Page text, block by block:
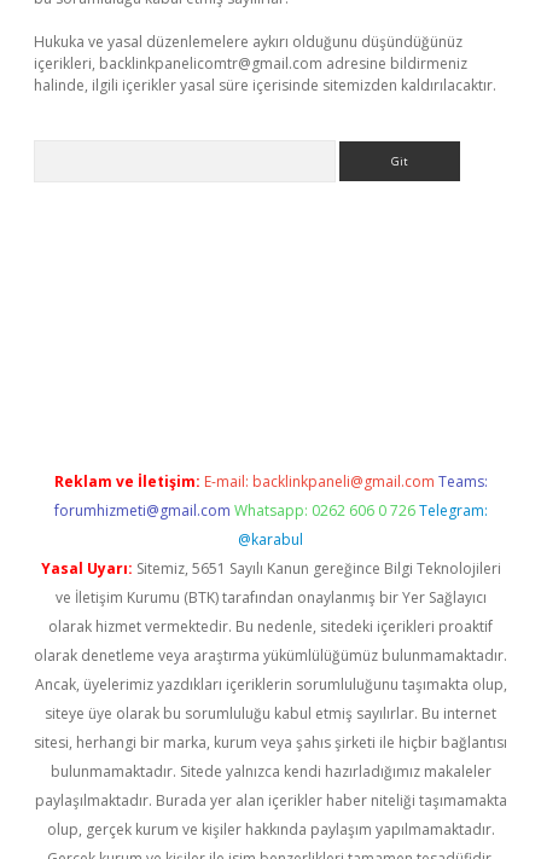
Hukuka ve yasal düzenlemelere aykırı olduğunu düşündüğünüz
içerikleri, backlinkpanelicomtr@gmail.com adresine bildirmeniz
halinde, ilgili içerikler yasal süre içerisinde sitemizden kaldırılacaktır.
Reklam ve İletişim: E-mail: backlinkpaneli@gmail.com Teams:
forumhizmeti@gmail.com Whatsapp: 0262 606 0 726 Telegram:
@karabul
Yasal Uyarı: Sitemiz, 5651 Sayılı Kanun gereğince Bilgi Teknolojileri
ve İletişim Kurumu (BTK) tarafından onaylanmış bir Yer Sağlayıcı
olarak hizmet vermektedir. Bu nedenle, sitedeki içerikleri proaktif
olarak denetleme veya araştırma yükümlülüğümüz bulunmamaktadır.
Ancak, üyelerimiz yazdıkları içeriklerin sorumluluğunu taşımakta olup,
siteye üye olarak bu sorumluluğu kabul etmiş sayılırlar. Bu internet
sitesi, herhangi bir marka, kurum veya şahıs şirketi ile hiçbir bağlantısı
bulunmamaktadır. Sitede yalnızca kendi hazırladığımız makaleler
paylaşılmaktadır. Burada yer alan içerikler haber niteliği taşımamakta
olup, gerçek kurum ve kişiler hakkında paylaşım yapılmamaktadır.